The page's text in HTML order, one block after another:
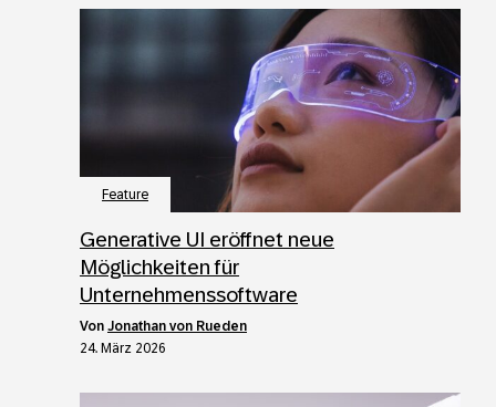
Feature
Generative UI eröffnet neue
Möglichkeiten für
Unternehmenssoftware
von Jonathan von Rueden
24. März 2026